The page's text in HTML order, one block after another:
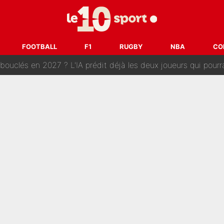
FOOTBALL F1 RUGBY NBA
à l’OM : Le départ qui soulage le vestiaire de
: Bruno Genesio fait une promesse pour la suite du
en 2027 ? L'IA prédit déjà les deux joueurs qui